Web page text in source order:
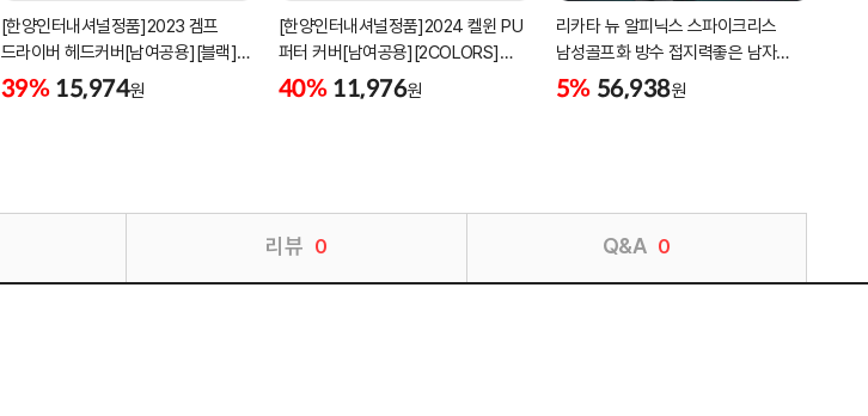
[한양인터내셔널정품]2023 겜프
드라이버 헤드커버[남여공용][블랙]
[HD-302]
39% 15,974원
[한양인터내셔널정품]2024 켈윈 PU
퍼터 커버[남여공용][2COLORS]
[KW-PC320]
40% 11,976원
리카타 뉴 알피닉스 스파이크리스
남성골프화 방수 접지력좋은 남자
골프신발 C27102/신발가방제공
5% 56,938원
리뷰 0 Q&A 0